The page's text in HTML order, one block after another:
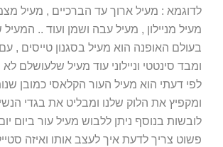
לדוגמא : מעיל ארוך עד הברכיים , מעיל
מעיל מניילון , מעיל עבה ושמן ועוד ..
בעולם האופנה הוא מעיל בסגנון טייסים , עם
ומבד סינטטי וניילוני עוד מעיל שלעושלם
לפי דעתי הוא מעיל העור הקלאסי כמובן
ומקפיץ את הלוק שלנו ומבליט את בגדי
לובשות בנוסף ניתן ללבוש מעיל עור ביום
פשוט צריך לדעת איך לעצב אותו ואיזה